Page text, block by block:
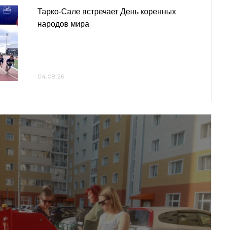
Тарко-Сале встречает День коренных
народов мира
04.08.26